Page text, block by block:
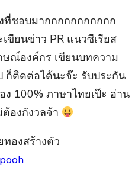
ที่ชอบมากกกกกกกกกกก
ขียนข่าว PR แนวซีเรียส
ษณ์องค์กร เขียนบทความ
ก็ติดต่อได้นะจ๊ะ รับประกัน
100% ภาษาไทยเป๊ะ อ่าน
องกังวลจ้า
ทองสร้างตัว